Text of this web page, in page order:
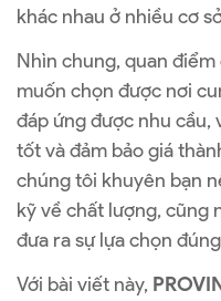
khác nhau ở nhiều cơ
Nhìn chung, quan
muốn chọn được nơi
đáp ứng được nhu cầu,
tốt và đảm bảo giá
chúng tôi khuyên bạn
kỹ về chất lượng, cũng
đưa ra sự lựa chọn
Với bài viết này,